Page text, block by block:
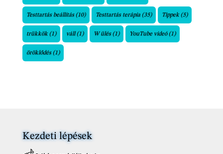
Testtartás beállítás(10) Testtartás terápia(35) Tippek(5)
trükkök(1) váll(1) W ülés(1) YouTube videó(1)
öröklődés(1)
Kezdeti lépések